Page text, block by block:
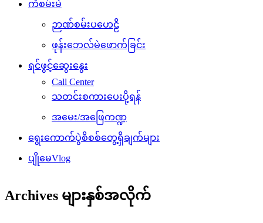
ကံစမ်းမဲ
ဉာဏ်စမ်းပဟေဠိ
ဖုန်းဘေလ်မဲဖောက်ခြင်း
ရင်ဖွင့်ဆွေးနွေး
Call Center
သတင်းစကားပေးပို့ရန်
အမေး/အဖြေကဏ္ဍ
ရွေးကောက်ပွဲစိစစ်တွေ့ရှိချက်များ
ပျိုမေVlog
Archives များနှစ်အလိုက်